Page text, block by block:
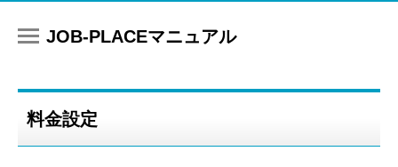
マニュアル
料金設定